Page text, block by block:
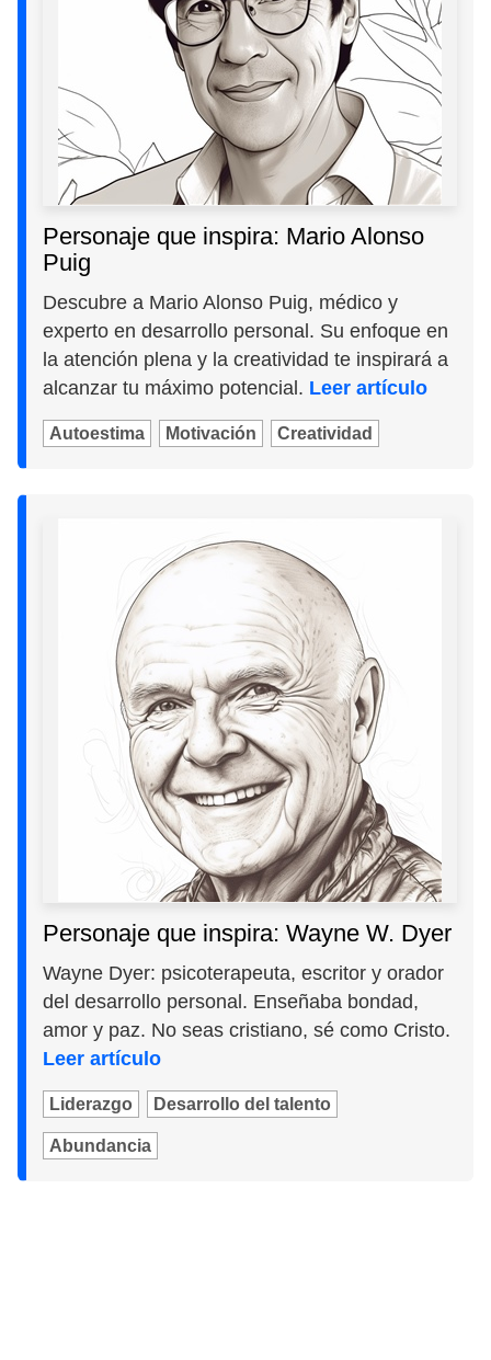
Personaje que inspira: Mario Alonso
Puig
Descubre a Mario Alonso Puig, médico y
experto en desarrollo personal. Su enfoque en
la atención plena y la creatividad te inspirará a
alcanzar tu máximo potencial. Leer artículo
Autoestima Motivación Creatividad
Personaje que inspira: Wayne W. Dyer
Wayne Dyer: psicoterapeuta, escritor y orador
del desarrollo personal. Enseñaba bondad,
amor y paz. No seas cristiano, sé como Cristo.
Leer artículo
Liderazgo Desarrollo del talento
Abundancia